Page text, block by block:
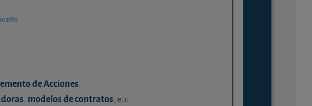
35%
de Acciones.
, modelos de contratos, etc.